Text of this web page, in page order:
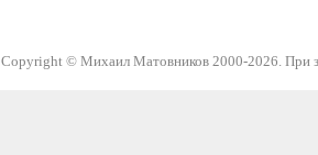
Copyright © Михаил Матовников 2000-2026. При